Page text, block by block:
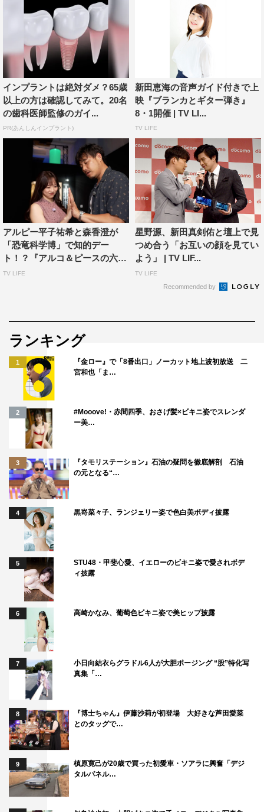
インプラントは絶対ダメ？65歳
以上の方は確認してみて。20名
の歯科医師監修のガイ...
PR(あんしんインプラント)
新田恵海の音声ガイド付きで上
映『ブランカとギター弾き』
8・1開催 | TV LI...
TV LIFE
アルピー平子祐希と森香澄が
「恐竜科学博」で知的デー
ト！？『アルコ＆ピースの六本
木...
TV LIFE
星野源、新田真剣佑と壇上で見
つめ合う「お互いの顔を見てい
よう」 | TV LIF...
TV LIFE
Recommended by
ランキング
1
『金ロー』で「8番出口」ノーカット地上波初放送 二
宮和也「ま…
2
#Mooove!・赤間四季、おさげ髪×ビキニ姿でスレンダ
ー美…
3
『タモリステーション』石油の疑問を徹底解剖 石油
の元となる“…
4 黒嵜菜々子、ランジェリー姿で色白美ボディ披露
5
STU48・甲斐心愛、イエローのビキニ姿で愛されボデ
ィ披露
6 高崎かなみ、葡萄色ビキニ姿で美ヒップ披露
7
小日向結衣らグラドル6人が大胆ポージング “股”特化写
真集「…
8
『博士ちゃん』伊藤沙莉が初登場 大好きな芦田愛菜
とのタッグで…
9
槙原寛己が20歳で買った初愛車・ソアラに興奮「デジ
タルパネル…